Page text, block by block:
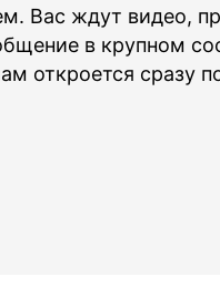
Вас ждут видео,
в крупном
откроется сразу